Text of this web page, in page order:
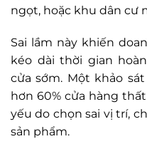
ngọt, hoặc khu dân cư
Sai lầm này khiến
kéo dài thời gian
cửa sớm. Một khảo
hơn 60% cửa hàng
yếu do chọn sai vị trí,
sản phẩm.